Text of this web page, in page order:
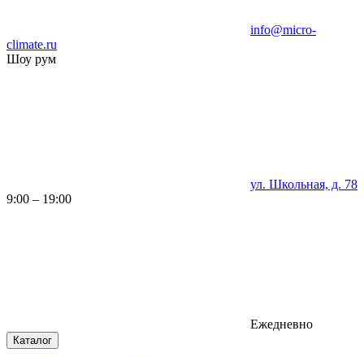
info@micro-
climate.ru
Шоу рум
ул. Школьная, д. 78
9:00 – 19:00
Ежедневно
Каталог